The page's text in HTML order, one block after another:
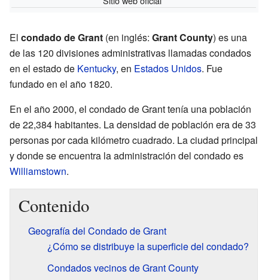
El condado de Grant (en inglés: Grant County) es una
de las 120 divisiones administrativas llamadas condados
en el estado de Kentucky, en Estados Unidos. Fue
fundado en el año 1820.
En el año 2000, el condado de Grant tenía una población
de 22,384 habitantes. La densidad de población era de 33
personas por cada kilómetro cuadrado. La ciudad principal
y donde se encuentra la administración del condado es
Williamstown.
Contenido
Geografía del Condado de Grant
¿Cómo se distribuye la superficie del condado?
Condados vecinos de Grant County